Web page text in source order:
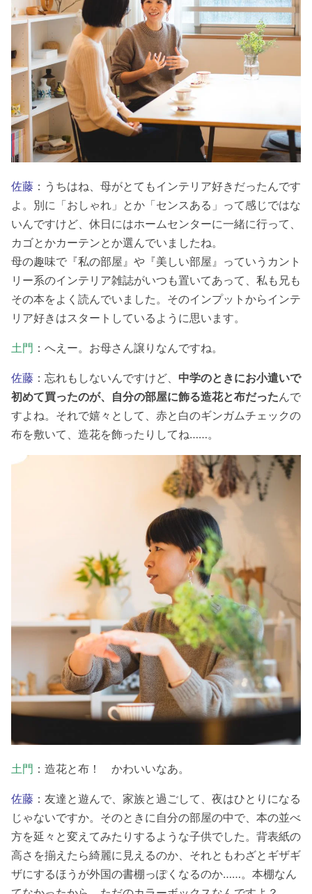
佐藤 ：うちはね、母がとてもインテリア好きだったんです
よ。別に「おしゃれ」とか「センスある」って感じではな
いんですけど、休日にはホームセンターに一緒に行って、
カゴとかカーテンとか選んでいましたね。
母の趣味で『私の部屋』や『美しい部屋』っていうカント
リー系のインテリア雑誌がいつも置いてあって、私も兄も
その本をよく読んでいました。そのインプットからインテ
リア好きはスタートしているように思います。
土門 ：へえー。お母さん譲りなんですね。
佐藤 ：忘れもしないんですけど、 中学のときにお小遣いで
初めて買ったのが、自分の部屋に飾る造花と布だったんで
すよね。それで嬉々として、赤と白のギンガムチェックの
布を敷いて、造花を飾ったりしてね……。
土門 ：造花と布！ かわいいなあ。
佐藤 ：友達と遊んで、家族と過ごして、夜はひとりになる
じゃないですか。そのときに自分の部屋の中で、本の並べ
方を延々と変えてみたりするような子供でした。背表紙の
高さを揃えたら綺麗に見えるのか、それともわざとギザギ
ザにするほうが外国の書棚っぽくなるのか……。本棚なん